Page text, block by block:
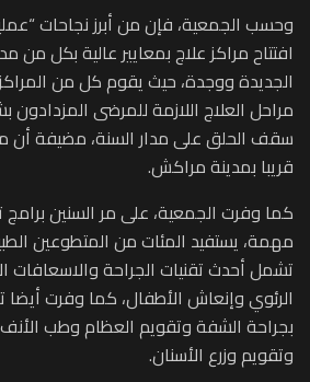
وحسب الجمعية، فإن من أبرز نجاحات
افتتاح مراكز علاج بمعايير عالية بكل من
الجديدة ووجدة، حيث يقوم كل من المراكز
مراحل العلاج اللازمة للمرضى
سقف الحلق على مدار السنة، مضيفة أن
قريبا بمدينة مراكش.
كما وفرت الجمعية، على مر السنين برامج
مهمة، يستفيد المئات من المتطوعين
تشمل أحدث تقنيات الجراحة والاسعافات
الرئوي وإنعاش الأطفال، كما وفرت
بجراحة الشفة وتقويم العظام وطب
وتقويم وزرع الأسنان.